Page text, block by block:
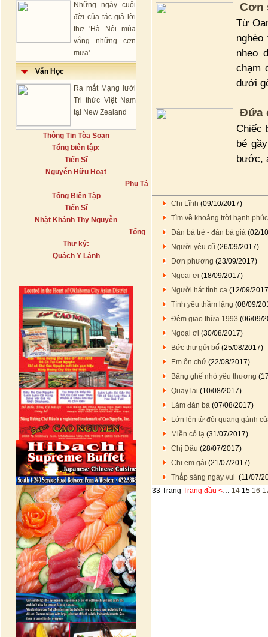
Những ngày cuối
đời của tác giả lời
thơ 'Hà Nội mùa
vắng những cơn
mưa'
Văn Học
Ra mắt Mạng lưới
Tri thức Việt Nam
tại New Zealand
Thông Tin Tòa Soạn
Tổng biên tập:
Tiến Sĩ
Nguyễn Hữu Hoạt
Phụ Tá
Tổng Biên Tập
Tiến Sĩ
Nhật Khánh Thy Nguyễn
Tổng
Thư ký:
Quách Y Lành
Cơn
Từ
nheo
chạm
dưới
Đứa
Chiếc
bé
bước,
Chị Lĩnh (09/10/2017)
Tìm về khoảng trời hạnh phúc
Đàn bà trẻ - đàn bà già (02/
Người yêu cũ (26/09/2017)
Đơn phương (23/09/2017)
Ngoại ơi (18/09/2017)
Người hát tình ca (12/09/
Tình yêu thầm lặng (08/09/
Đêm giao thừa 1993 (06/09/
Ngoại ơi (30/08/2017)
Bức thư gửi bố (25/08/2017)
Em ổn chứ (22/08/2017)
Băng ghế nhỏ yêu thương
Quay lại (10/08/2017)
Làm đàn bà (07/08/2017)
Lớn lên từ đôi quang gánh
Miền cỏ lạ (31/07/2017)
Chị Dâu (28/07/2017)
Chị em gái (21/07/2017)
Thắp sáng ngày vui (11/07/
33 Trang Trang đầu <… 14 15 16